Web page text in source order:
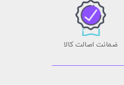
ضمانت اصالت کالا